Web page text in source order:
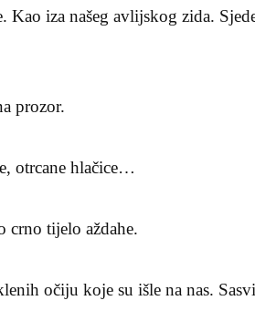
Kao iza našeg avlijskog zida.
prozor.
hlačice…
crno tijelo aždahe.
očiju koje su išle na nas.